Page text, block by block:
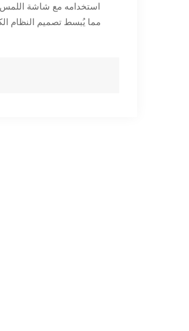
استخدامه مع شاشة اللمس